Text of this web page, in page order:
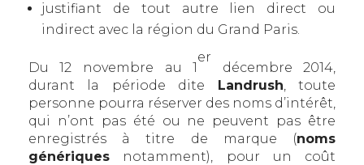
justifiant de tout autre lien direct ou
indirect avec la région du Grand Paris.
Du 12 novembre au 1
er
décembre 2014,
durant la période dite Landrush, toute
personne pourra réserver des noms d’intérêt,
qui n’ont pas été ou ne peuvent pas être
enregistrés à titre de marque (noms
génériquesnotamment), pour un coût